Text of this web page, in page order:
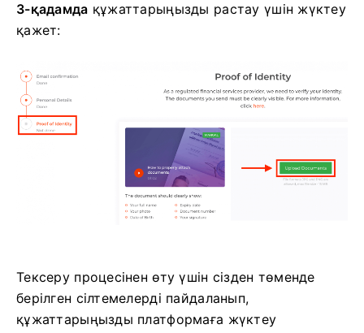
3-қадамда құжаттарыңызды растау үшін жүктеу
қажет:
Тексеру процесінен өту үшін сізден төменде
берілген сілтемелерді пайдаланып,
құжаттарыңызды платформаға жүктеу